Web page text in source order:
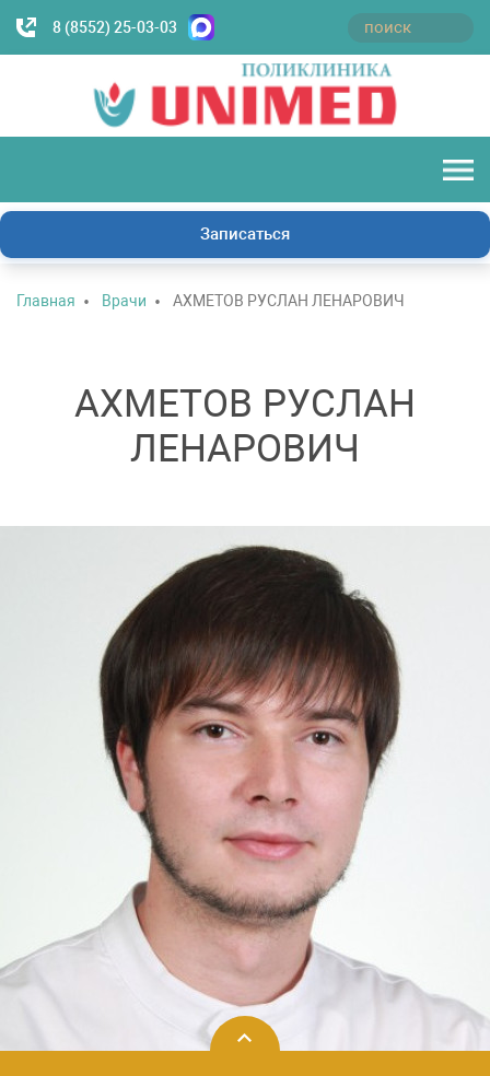
8 (8552) 25-03-03
Записаться
Главная Врачи АХМЕТОВ РУСЛАН ЛЕНАРОВИЧ
АХМЕТОВ РУСЛАН
ЛЕНАРОВИЧ